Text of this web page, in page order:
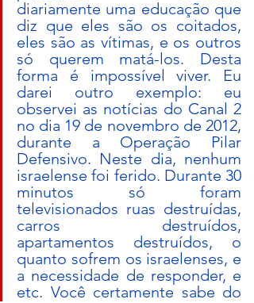
diariamente uma educação que
diz que eles são os coitados,
eles são as vítimas, e os outros
só querem matá-los. Desta
forma é impossível viver. Eu
darei outro exemplo: eu
observei as notícias do Canal 2
no dia 19 de novembro de 2012,
durante a Operação Pilar
Defensivo. Neste dia, nenhum
israelense foi ferido. Durante 30
minutos só foram
televisionados ruas destruídas,
carros destruídos,
apartamentos destruídos, o
quanto sofrem os israelenses, e
a necessidade de responder, e
etc. Você certamente sabe do